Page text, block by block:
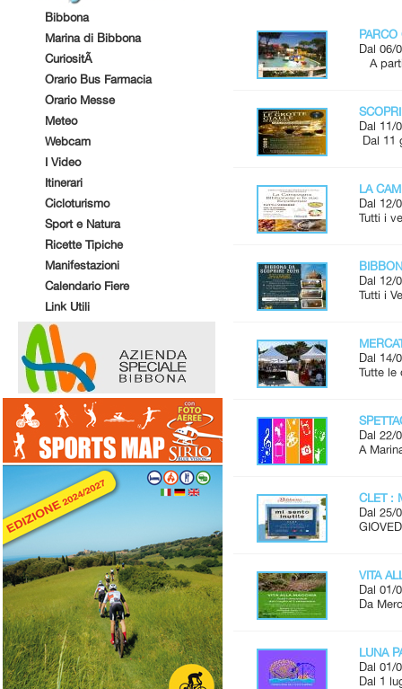
Bibbona
Marina di Bibbona
CuriositÃ
Orario Bus Farmacia
Orario Messe
Meteo
Webcam
I Video
Itinerari
Cicloturismo
Sport e Natura
Ricette Tipiche
Manifestazioni
Calendario Fiere
Link Utili
Dal 06/
A
Dal 11/
Dal 11
LA
Dal 12/
Tutti i
Dal 12/
Tutti i
Dal 14/
Tutte le
Dal 22/
A
CLET :
Dal 25/
VITA
Dal 01/
Da
LUNA
Dal 01/
Dal 1